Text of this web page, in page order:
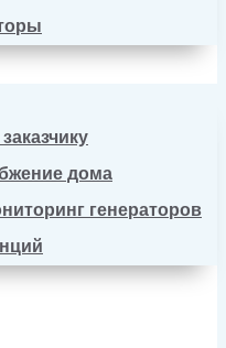
дома
генераторов